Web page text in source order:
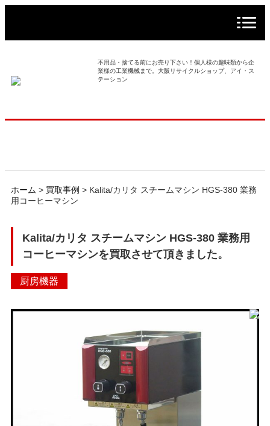
不用品・捨てる前にお売り下さい！個人様の趣味類から企
業様の工業機械まで。大阪リサイクルショップ、アイ・ス
テーション
ホーム > 買取事例 > Kalita/カリタ スチームマシン HGS-380 業務
用コーヒーマシン
Kalita/カリタ スチームマシン HGS-380 業務用
コーヒーマシンを買取させて頂きました。
厨房機器
> 買取事例
> 発送買取
> よくあるご質問
> 工場閉鎖に伴う一括整理
> 債務・任意整理担当の弁
> おもちゃ・ホビー・楽器
等・マニア品・コレクタ
ーズアイテム